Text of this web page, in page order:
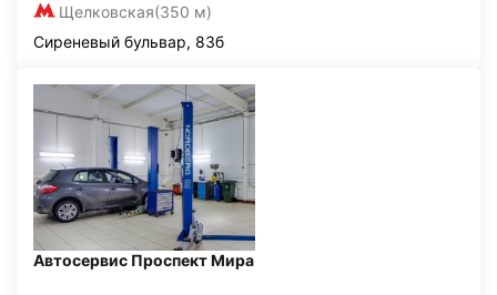
Щелковская(350 м)
Сиреневый бульвар, 83б
Автосервис Проспект Мира